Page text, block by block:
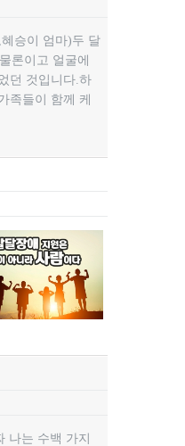
승이 엄마)두 달
론이고 얼굴에
던 것입니다.하
족들이 함께 케
나는 수백 가지